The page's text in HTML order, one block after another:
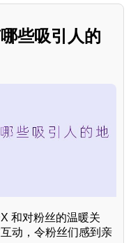
些吸引人的
和对粉丝的温暖关
动，令粉丝们感到亲